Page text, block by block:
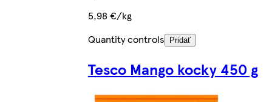
5,98 €/kg
Quantity controls
Pridať
Tesco Mango kocky 450 g